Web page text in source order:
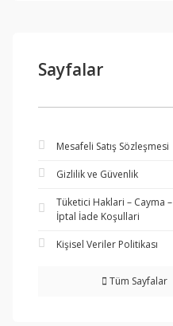
Sayfalar
Mesafeli Satış Sözleşmesi
Gizlilik ve Güvenlik
Tüketici Haklari – Cayma –
İptal İade Koşullari
Kişisel Veriler Politikası
Tüm Sayfalar